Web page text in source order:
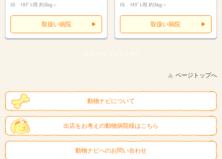
IS ｲﾀｸﾞﾚ用 約3kg～
取扱い病院
IS ｲﾀｸﾞﾚ用 約3kg～
取扱い病院
スマートフォン | PC
ページトップへ
動物ナビについて
出店をお考えの動物病院様はこちら
動物ナビへのお問い合わせ